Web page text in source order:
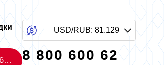
Каталог китайских автомобилей
USD/RUB: 81.129
8 800 600 62